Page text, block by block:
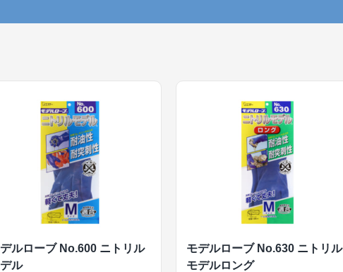
ルローブ No.600 ニトリル
ル
モデルローブ No.630 ニトリル
モデルロング